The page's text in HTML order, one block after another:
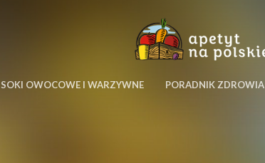
SOKI OWOCOWE I WARZYWNE PORADNIK ZDROWIA